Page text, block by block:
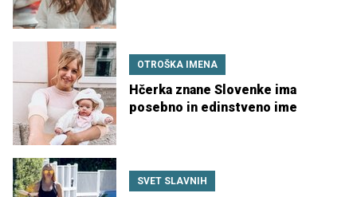
OTROŠKA IMENA
Hčerka znane Slovenke ima
posebno in edinstveno ime
SVET SLAVNIH